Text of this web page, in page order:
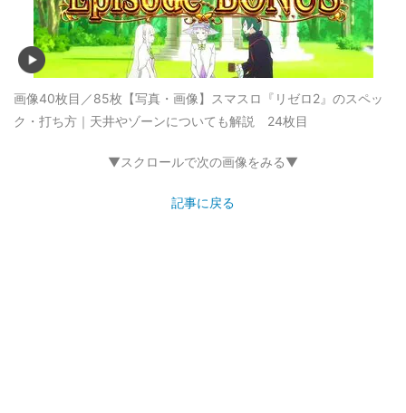
画像40枚目／85枚 【写真・画像】スマスロ『リゼロ2』のスペッ
ク・打ち方｜天井やゾーンについても解説 24枚目
▼スクロールで次の画像をみる▼
記事に戻る